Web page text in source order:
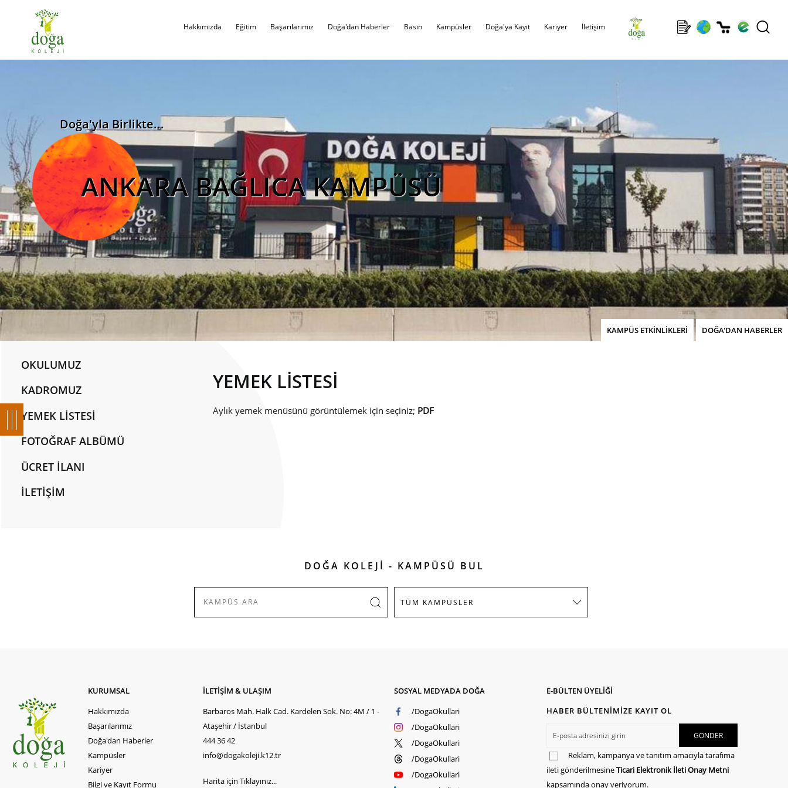
Hakkımızda Eğitim Başarılarımız Doğa'dan Haberler Basın Kampüsler Doğa'ya Kayıt Kariyer İletişim
Doğa'yla Birlikte...
ANKARA BAĞLICA KAMPÜSÜ
KAMPÜS ETKİNLİKLERİ DOĞA'DAN HABERLER
OKULUMUZ
KADROMUZ
YEMEK LİSTESİ
FOTOĞRAF ALBÜMÜ
ÜCRET İLANI
İLETİŞİM
YEMEK LİSTESİ
Aylık yemek menüsünü görüntülemek için seçiniz; PDF
DOĞA KOLEJİ - KAMPÜSÜ BUL
KURUMSAL
Hakkımızda
Başarılarımız
Doğa'dan Haberler
Kampüsler
Kariyer
Bilgi ve Kayıt Formu
İLETİŞİM & ULAŞIM
Barbaros Mah. Halk Cad. Kardelen Sok. No: 4M / 1 -
Ataşehir / İstanbul
444 36 42
info@dogakoleji.k12.tr
Harita için Tıklayınız...
SOSYAL MEDYADA DOĞA
/DogaOkullari
/DogaOkullari
/DogaOkullari
/DogaOkullari
/DogaOkullari
E-BÜLTEN ÜYELİĞİ
HABER BÜLTENİMİZE KAYIT OL
Reklam, kampanya ve tanıtım amacıyla tarafıma
ileti gönderilmesineTicari Elektronik İleti Onay Metni
kapsamında onay veriyorum.